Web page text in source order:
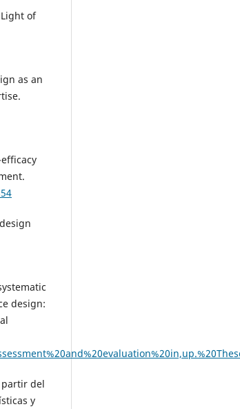
of
as an
design:
partir del
y